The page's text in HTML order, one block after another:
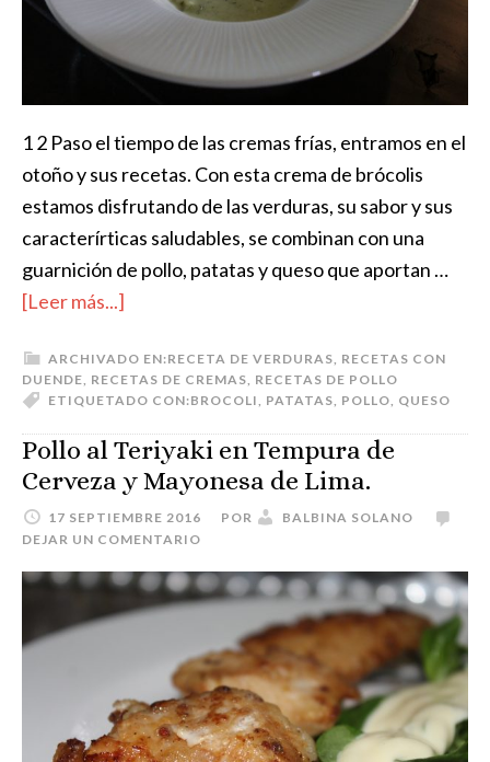
1 2 Paso el tiempo de las cremas frías, entramos en el
otoño y sus recetas. Con esta crema de brócolis
estamos disfrutando de las verduras, su sabor y sus
caracterírticas saludables, se combinan con una
guarnición de pollo, patatas y queso que aportan …
[Leer más...]
ARCHIVADO EN:RECETA DE VERDURAS RECETAS CON
DUENDE RECETAS DE CREMAS RECETAS DE POLLO
ETIQUETADO CON:BROCOLI PATATAS POLLO QUESO
Pollo al Teriyaki en Tempura de
Cerveza y Mayonesa de Lima.
17 SEPTIEMBRE 2016 POR
BALBINA SOLANO
DEJAR UN COMENTARIO